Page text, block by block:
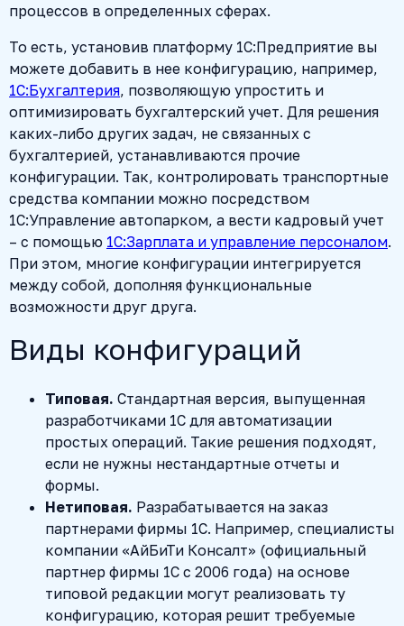
процессов в определенных сферах.
То есть, установив платформу 1С:Предприятие вы
можете добавить в нее конфигурацию, например,
1С:Бухгалтерия, позволяющую упростить и
оптимизировать бухгалтерский учет. Для решения
каких-либо других задач, не связанных с
бухгалтерией, устанавливаются прочие
конфигурации. Так, контролировать транспортные
средства компании можно посредством
1С:Управление автопарком, а вести кадровый учет
– с помощью 1С:Зарплата и управление персоналом.
При этом, многие конфигурации интегрируется
между собой, дополняя функциональные
возможности друг друга.
Виды конфигураций
Типовая. Стандартная версия, выпущенная
разработчиками 1С для автоматизации
простых операций. Такие решения подходят,
если не нужны нестандартные отчеты и
формы.
Нетиповая. Разрабатывается на заказ
партнерами фирмы 1С. Например, специалисты
компании «АйБиТи Консалт» (официальный
партнер фирмы 1С с 2006 года) на основе
типовой редакции могут реализовать ту
конфигурацию, которая решит требуемые